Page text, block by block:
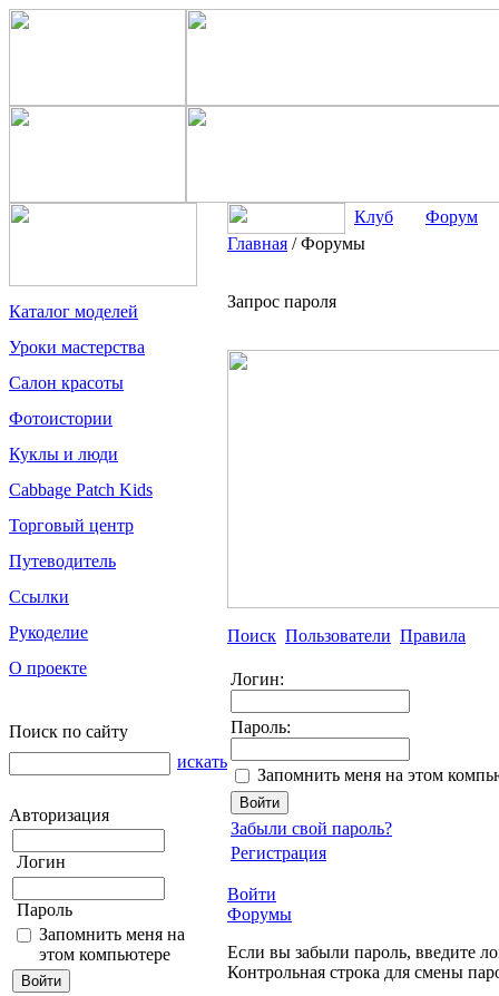
Каталог моделей
Уроки мастерства
Салон красоты
Фотоистории
Куклы и люди
Cabbage Patch Kids
Торговый центр
Путеводитель
Ссылки
Рукоделие
О проекте
Поиск по сайту
искать
Авторизация
Логин
Пароль
Запомнить меня на
этом компьютере
Клуб
Форум
Главная /Форумы
Запрос пароля
Поиск Пользователи Правила
Логин:
Пароль:
Запомнить меня на этом
Забыли свой пароль?
Регистрация
Войти
Форумы
Если вы забыли пароль, введите
Контрольная строка для смены